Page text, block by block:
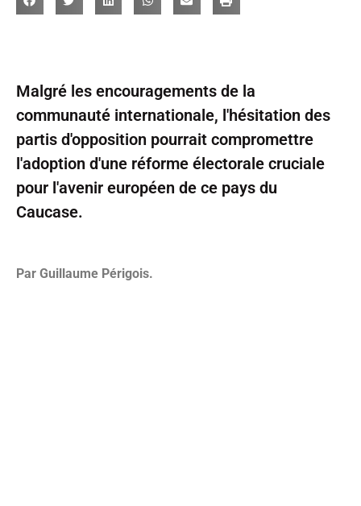
Malgré les encouragements de la
communauté internationale, l'hésitation des
partis d'opposition pourrait compromettre
l'adoption d'une réforme électorale cruciale
pour l'avenir européen de ce pays du
Caucase.
Par Guillaume Périgois.